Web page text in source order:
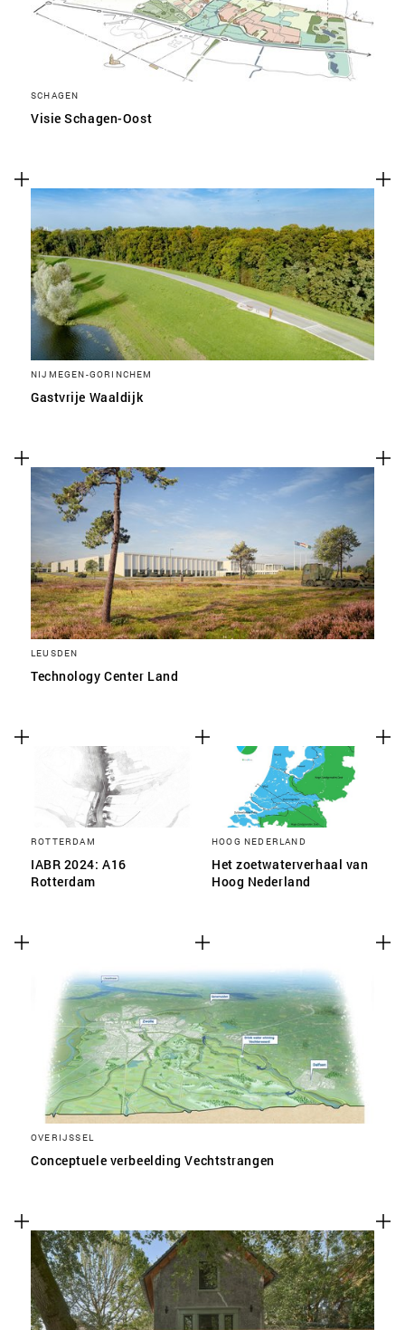
SCHAGEN
Visie Schagen-Oost
NIJMEGEN-GORINCHEM
Gastvrije Waaldijk
LEUSDEN
Technology Center Land
ROTTERDAM
IABR 2024: A16
Rotterdam
HOOG NEDERLAND
Het zoetwaterverhaal van
Hoog Nederland
OVERIJSSEL
Conceptuele verbeelding Vechtstrangen